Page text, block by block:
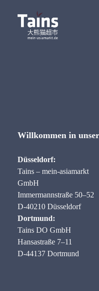
Willkommen in
Düsseldorf:
Tains – mein-asiamarkt
GmbH
Immermannstraße 50–52
D-40210 Düsseldorf
Dortmund:
Tains DO GmbH
Hansastraße 7–11
D-44137 Dortmund